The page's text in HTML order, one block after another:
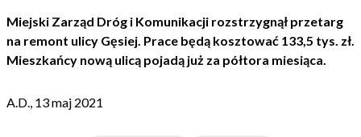
Miejski Zarząd Dróg i Komunikacji rozstrzygnął przetarg
na remont ulicy Gęsiej. Prace będą kosztować 133,5 tys. zł.
Mieszkańcy nową ulicą pojadą już za półtora miesiąca.
A.D., 13 maj 2021